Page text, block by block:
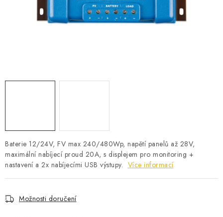
LITHIOVÉ BATERIE
TESTERY BATERIÍ
BATERIE PRO VYSAVAČE
BATERIE PRO NOUZOVÁ OSVĚTLENÍ
Baterie 12/24V, FV max 240/480Wp, napětí panelů až 28V,
maximální nabíjecí proud 20A, s displejem pro monitoring +
nastavení a 2x nabíjecími USB výstupy. Více informací
Možnosti doručení